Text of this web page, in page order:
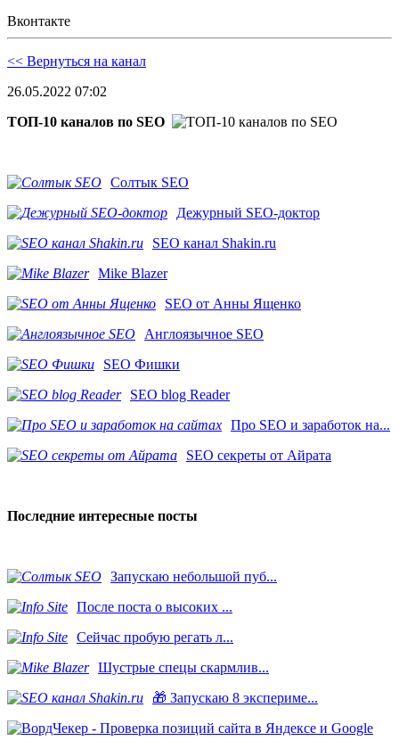
Вконтакте
<< Вернуться на канал
26.05.2022 07:02
ТОП-10 каналов по SEO
Солтык SEO
Дежурный SEO-доктор
SEO канал Shakin.ru
Mike Blazer
SEO от Анны Ященко
Англоязычное SEO
SEO Фишки
SEO blog Reader
Про SEO и заработок на...
SEO секреты от Айрата
Последние интересные посты
Запускаю небольшой пуб...
После поста о высоких ...
Сейчас пробую регать л...
Шустрые спецы скармлив...
🎁 Запускаю 8 экспериме...